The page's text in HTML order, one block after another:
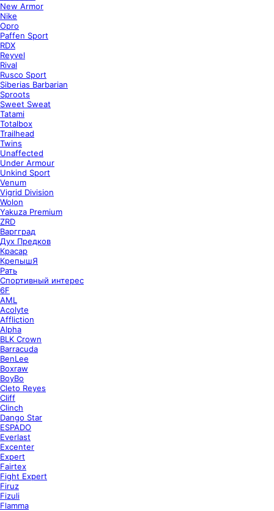
New Armor
Nike
Opro
Paffen Sport
RDX
Reyvel
Rival
Rusco Sport
Siberias Barbarian
Sproots
Sweet Sweat
Tatami
Totalbox
Trailhead
Twins
Unaffected
Under Armour
Unkind Sport
Venum
Vigrid Division
Wolon
Yakuza Premium
ZRD
Варгград
Дух Предков
Красар
КрепышЯ
Рать
Спортивный интерес
6F
AML
Acolyte
Affliction
Alpha
BLK Crown
Barracuda
BenLee
Boxraw
BoyBo
Cleto Reyes
Cliff
Clinch
Dango Star
ESPADO
Everlast
Excenter
Expert
Fairtex
Fight Expert
Firuz
Fizuli
Flamma